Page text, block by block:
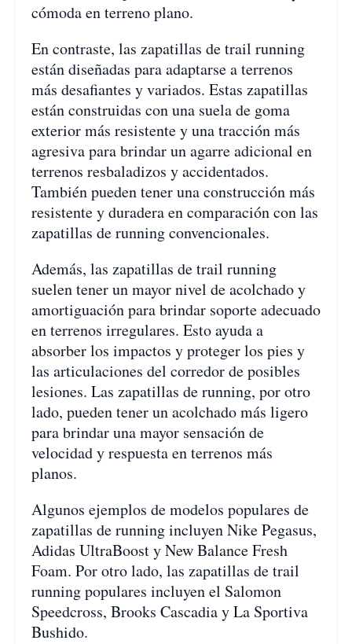
cómoda en terreno plano.
En contraste, las zapatillas de trail running
están diseñadas para adaptarse a terrenos
más desafiantes y variados. Estas zapatillas
están construidas con una suela de goma
exterior más resistente y una tracción más
agresiva para brindar un agarre adicional en
terrenos resbaladizos y accidentados.
También pueden tener una construcción más
resistente y duradera en comparación con las
zapatillas de running convencionales.
Además, las zapatillas de trail running
suelen tener un mayor nivel de acolchado y
amortiguación para brindar soporte adecuado
en terrenos irregulares. Esto ayuda a
absorber los impactos y proteger los pies y
las articulaciones del corredor de posibles
lesiones. Las zapatillas de running, por otro
lado, pueden tener un acolchado más ligero
para brindar una mayor sensación de
velocidad y respuesta en terrenos más
planos.
Algunos ejemplos de modelos populares de
zapatillas de running incluyen Nike Pegasus,
Adidas UltraBoost y New Balance Fresh
Foam. Por otro lado, las zapatillas de trail
running populares incluyen el Salomon
Speedcross, Brooks Cascadia y La Sportiva
Bushido.